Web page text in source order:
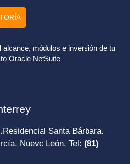
alcance, módulos e inversión de tu
Oracle NetSuite
Santa Bárbara.
Nuevo León. Tel: (81)